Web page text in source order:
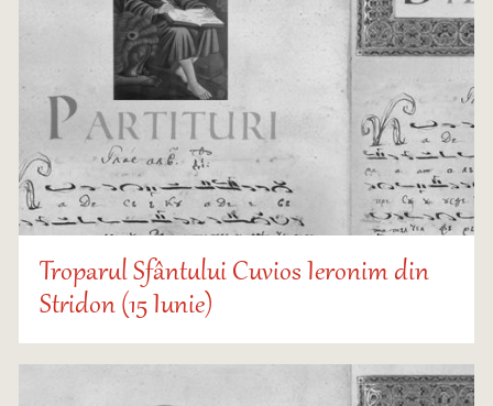
Troparul Sfântului Cuvios Ieronim din
Stridon (15 Iunie)